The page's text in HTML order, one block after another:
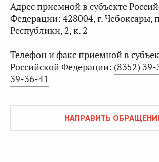
Адрес приемной в субъекте
Федерации: 428004, г. Чебоксары,
Республики, 2, к. 2
Телефон и факс приемной в
Российской Федерации: (8352)
39-36-41
НАПРАВИТЬ